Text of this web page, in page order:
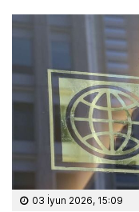
03 İyun 2026, 15:09